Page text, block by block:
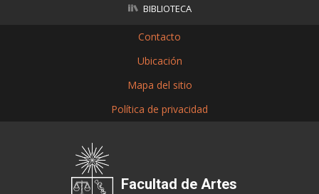
BIBLIOTECA
Contacto
Ubicación
Mapa del sitio
Política de privacidad
Facultad de Artes